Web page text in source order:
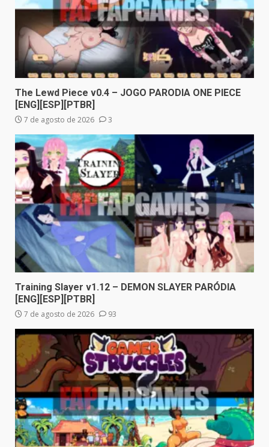
The Lewd Piece v0.4 – JOGO PARODIA ONE PIECE
[ENG][ESP][PTBR]
7 de agosto de 2026 3
Training Slayer v1.12 – DEMON SLAYER PARÓDIA
[ENG][ESP][PTBR]
7 de agosto de 2026 93